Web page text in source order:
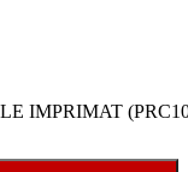
IMPRIMAT